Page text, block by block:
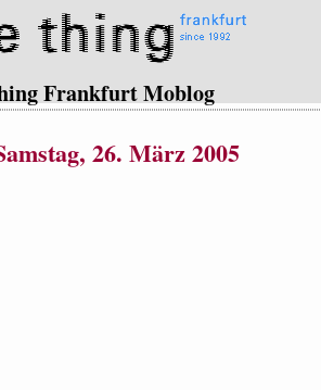
Frankfurt Moblog
26. März 2005